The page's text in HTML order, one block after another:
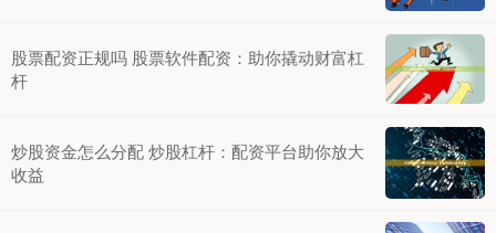
股票配资正规吗 股票软件配资：助你撬动财富杠
杆
炒股资金怎么分配 炒股杠杆：配资平台助你放大
收益